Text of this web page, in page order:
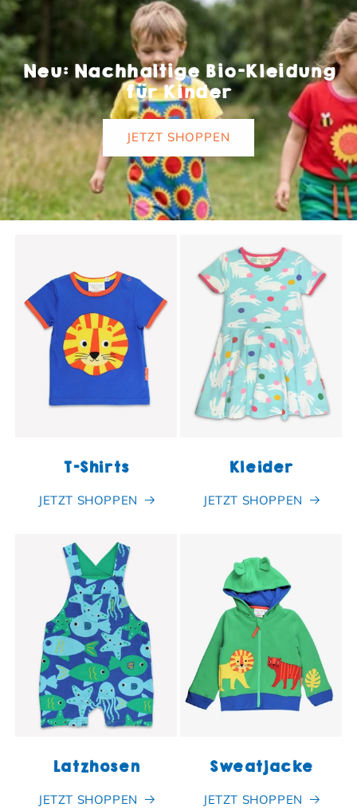
Neu: Nachhaltige Bio-Kleidung
für Kinder
JETZT SHOPPEN
T-Shirts
JETZT SHOPPEN
Kleider
JETZT SHOPPEN
Latzhosen
JETZT SHOPPEN
Sweatjacke
JETZT SHOPPEN